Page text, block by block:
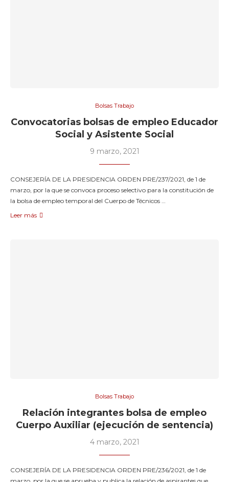
Bolsas Trabajo
Convocatorias bolsas de empleo Educador
Social y Asistente Social
9 marzo, 2021
CONSEJERÍA DE LA PRESIDENCIA ORDEN PRE/237/2021, de 1 de
marzo, por la que se convoca proceso selectivo para la constitución de
la bolsa de empleo temporal del Cuerpo de Técnicos …
Leer más
Bolsas Trabajo
Relación integrantes bolsa de empleo
Cuerpo Auxiliar (ejecución de sentencia)
4 marzo, 2021
CONSEJERÍA DE LA PRESIDENCIA ORDEN PRE/236/2021, de 1 de